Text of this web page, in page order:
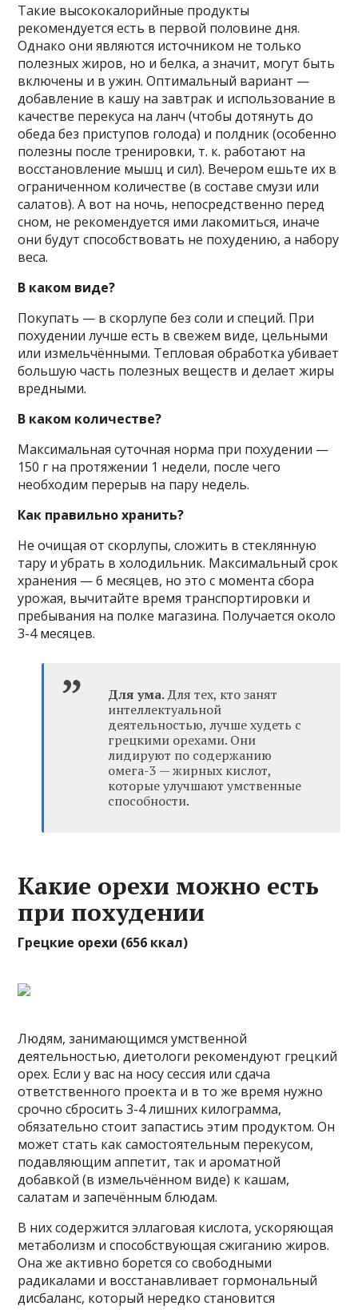
Такие высококалорийные продукты
рекомендуется есть в первой половине дня.
Однако они являются источником не только
полезных жиров, но и белка, а значит, могут быть
включены и в ужин. Оптимальный вариант —
добавление в кашу на завтрак и использование в
качестве перекуса на ланч (чтобы дотянуть до
обеда без приступов голода) и полдник (особенно
полезны после тренировки, т. к. работают на
восстановление мышц и сил). Вечером ешьте их в
ограниченном количестве (в составе смузи или
салатов). А вот на ночь, непосредственно перед
сном, не рекомендуется ими лакомиться, иначе
они будут способствовать не похудению, а набору
веса.
В каком виде?
Покупать — в скорлупе без соли и специй. При
похудении лучше есть в свежем виде, цельными
или измельчёнными. Тепловая обработка убивает
большую часть полезных веществ и делает жиры
вредными.
В каком количестве?
Максимальная суточная норма при похудении —
150 г на протяжении 1 недели, после чего
необходим перерыв на пару недель.
Как правильно хранить?
Не очищая от скорлупы, сложить в стеклянную
тару и убрать в холодильник. Максимальный срок
хранения — 6 месяцев, но это с момента сбора
урожая, вычитайте время транспортировки и
пребывания на полке магазина. Получается около
3-4 месяцев.
Для ума.Для тех, кто занят
интеллектуальной
деятельностью, лучше худеть с
грецкими орехами. Они
лидируют по содержанию
омега-3 — жирных кислот,
которые улучшают умственные
способности.
Какие орехи можно есть
при похудении
Грецкие орехи (656 ккал)
Людям, занимающимся умственной
деятельностью, диетологи рекомендуют грецкий
орех. Если у вас на носу сессия или сдача
ответственного проекта и в то же время нужно
срочно сбросить 3-4 лишних килограмма,
обязательно стоит запастись этим продуктом. Он
может стать как самостоятельным перекусом,
подавляющим аппетит, так и ароматной
добавкой (в измельчённом виде) к кашам,
салатам и запечённым блюдам.
В них содержится эллаговая кислота, ускоряющая
метаболизм и способствующая сжиганию жиров.
Она же активно борется со свободными
радикалами и восстанавливает гормональный
дисбаланс, который нередко становится